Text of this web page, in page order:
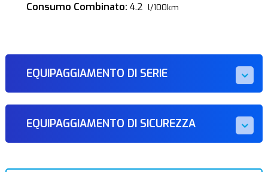
Consumo Combinato: 4.2 l/100km
EQUIPAGGIAMENTO DI SERIE
EQUIPAGGIAMENTO DI SICUREZZA